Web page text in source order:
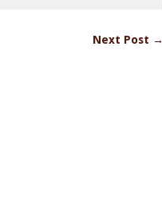
Next Post →